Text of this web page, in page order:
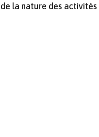
de la nature des